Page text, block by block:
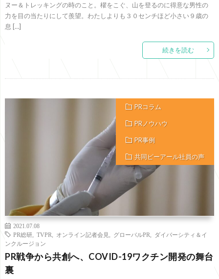
ヌー＆トレッキングの時のこと。櫂をこぐ、山を登るのに得意な男性の
力を目の当たりにして羨望。わたしよりも３０センチほど小さい９歳の
息 […]
続きを読む
PRコラム
PRノウハウ
PR事例
共同ピーアール社員の声
2021.07.08
PR総研
TVPR オンライン記者会見 グローバルPR
ダイバーシティ＆イ
ンクルージョン
PR戦争から共創へ、COVID-19ワクチン開発の舞台
裏